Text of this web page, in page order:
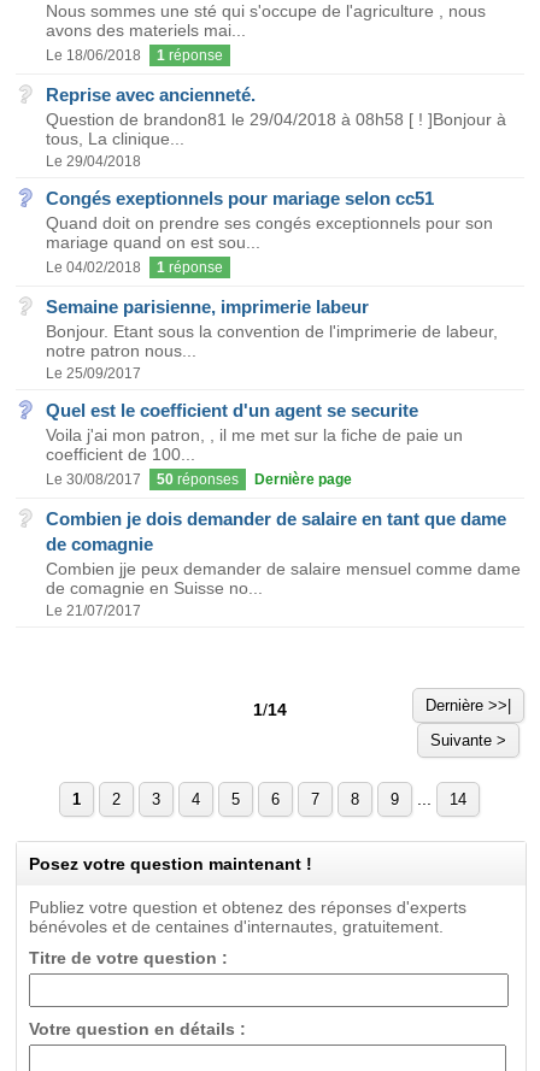
Nous sommes une sté qui s'occupe de l'agriculture , nous
avons des materiels mai...
Le 18/06/2018 1 réponse
Reprise avec ancienneté.
Question de brandon81 le 29/04/2018 à 08h58 [ ! ]Bonjour à
tous, La clinique...
Le 29/04/2018
Congés exeptionnels pour mariage selon cc51
Quand doit on prendre ses congés exceptionnels pour son
mariage quand on est sou...
Le 04/02/2018 1 réponse
Semaine parisienne, imprimerie labeur
Bonjour. Etant sous la convention de l'imprimerie de labeur,
notre patron nous...
Le 25/09/2017
Quel est le coefficient d'un agent se securite
Voila j'ai mon patron, , il me met sur la fiche de paie un
coefficient de 100...
Le 30/08/2017 50 réponses Dernière page
Combien je dois demander de salaire en tant que dame
de comagnie
Combien jje peux demander de salaire mensuel comme dame
de comagnie en Suisse no...
Le 21/07/2017
1/14
Dernière >>|
Suivante >
1 2 3 4 5 6 7 8 9 14
Posez votre question maintenant !
Publiez votre question et obtenez des réponses d'experts
bénévoles et de centaines d'internautes, gratuitement.
Titre de votre question :
Votre question en détails :